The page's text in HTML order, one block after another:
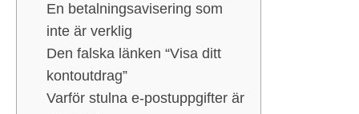
En betalningsavisering som
inte är verklig
Den falska länken “Visa ditt
kontoutdrag”
Varför stulna e-postuppgifter är